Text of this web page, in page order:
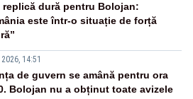
replică dură pentru Bolojan:
este într-o situație de forță
14:51
de guvern se amână pentru ora
Bolojan nu a obținut toate avizele